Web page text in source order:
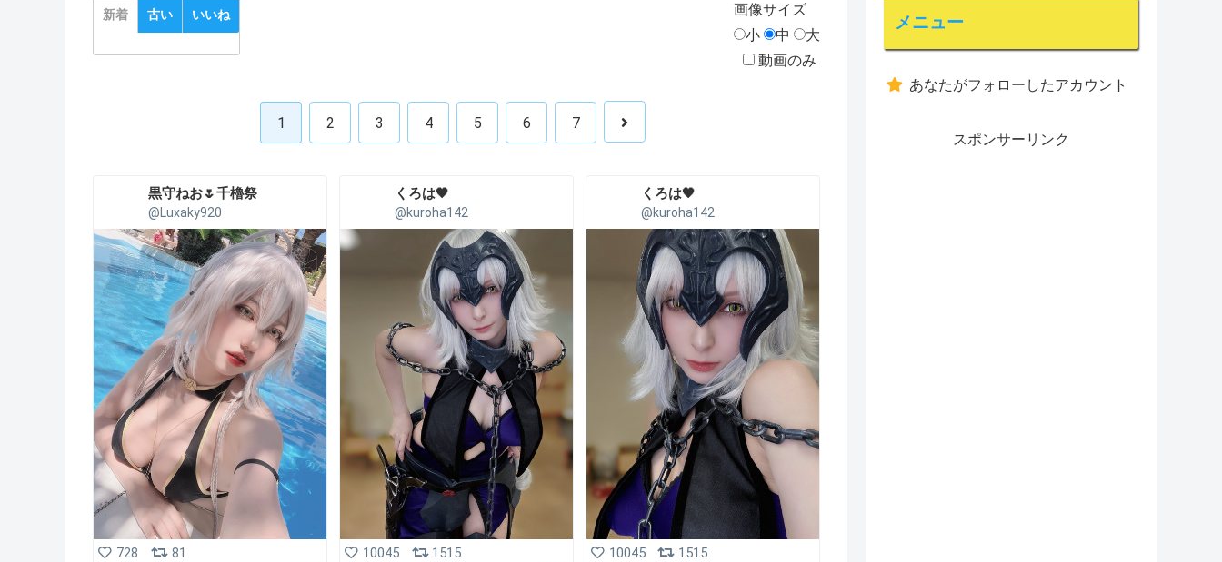
新着 古い いいね 画像サイズ
小
中
大
動画のみ
1 2 3 4 5 6 7
黒守ねお🌷千櫓祭
@Luxaky920
728
81
くろは🖤
@kuroha142
10045
1515
くろは🖤
@kuroha142
10045
1515
メニュー
あなたがフォローしたアカウント
スポンサーリンク